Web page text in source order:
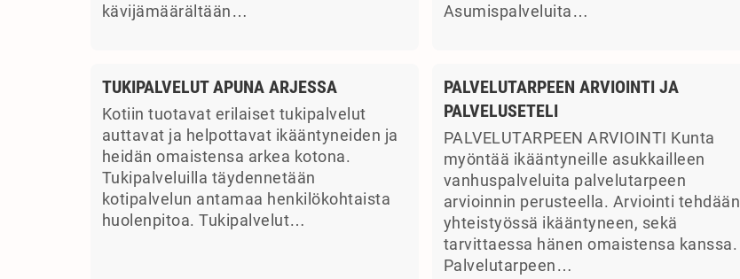
kävijämäärältään…
Asumispalveluita…
TUKIPALVELUT APUNA ARJESSA
Kotiin tuotavat erilaiset tukipalvelut
auttavat ja helpottavat ikääntyneiden ja
heidän omaistensa arkea kotona.
Tukipalveluilla täydennetään
kotipalvelun antamaa henkilökohtaista
huolenpitoa. Tukipalvelut…
PALVELUTARPEEN ARVIOINTI JA
PALVELUSETELI
PALVELUTARPEEN ARVIOINTI Kunta
myöntää ikääntyneille asukkailleen
vanhuspalveluita palvelutarpeen
arvioinnin perusteella. Arviointi tehdään
yhteistyössä ikääntyneen, sekä
tarvittaessa hänen omaistensa kanssa.
Palvelutarpeen…